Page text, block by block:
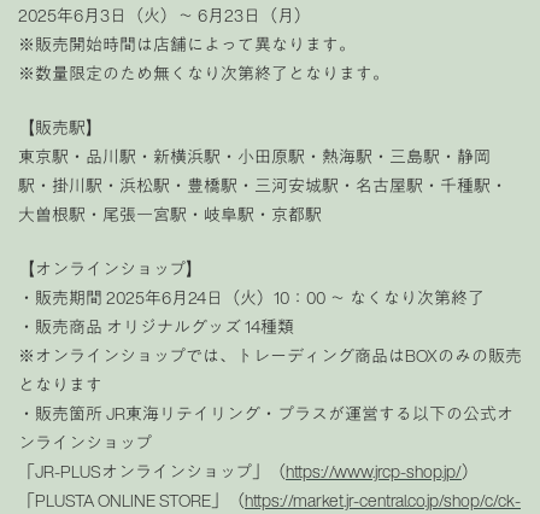
2025年6月3日（火）～ 6月23日（月）
※販売開始時間は店舗によって異なります。
※数量限定のため無くなり次第終了となります。
【販売駅】
東京駅・品川駅・新横浜駅・小田原駅・熱海駅・三島駅・静岡
駅・掛川駅・浜松駅・豊橋駅・三河安城駅・名古屋駅・千種駅・
大曽根駅・尾張一宮駅・岐阜駅・京都駅
【オンラインショップ】
・販売期間 2025年6月24日（火）10：00 ～ なくなり次第終了
・販売商品 オリジナルグッズ 14種類
※オンラインショップでは、トレーディング商品はBOXのみの販売
となります
・販売箇所 JR東海リテイリング・プラスが運営する以下の公式オ
ンラインショップ
「JR-PLUSオンラインショップ」（https://www.jrcp-shop.jp/）
「PLUSTA ONLINE STORE」（https://market.jr-central.co.jp/shop/c/ck-